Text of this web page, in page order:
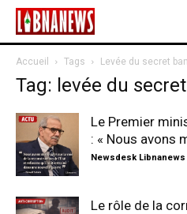
Accueil Tags Levée du secret
Tag: levée du
Le Premier
: « Nous avons
Newsdesk Libnanews
Le rôle de la